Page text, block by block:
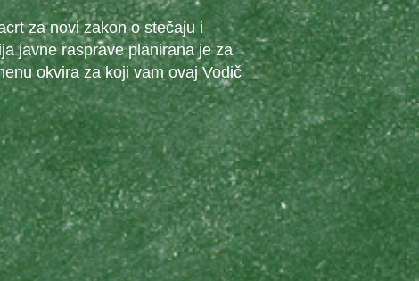
za novi zakon o stečaju i
javne rasprave planirana je za
okvira za koji vam ovaj Vodič